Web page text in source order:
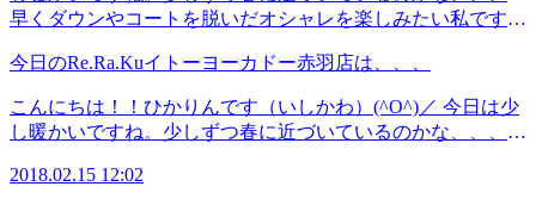
ント！(^_-)-☆
早くダウンやコートを脱いだオシャレを楽しみたい私です★
の方はお電話お待ちしています。。。 ★今日のスタッフ★
いしかわ せきね さわい まつむら ★空き時間★ １３：００
～１６：００ 状況により変更もございますので、お電話頂
けるとスムーズにご案内出来ます！！ ≪連絡先&amp;アクセ
ス≫ Re.Ra.Ku イトーヨーカドー赤羽店 JR宇都宮線・京浜
今日のRe.Ra.Kuイトーヨーカドー赤羽店は、、、
こんにちは！！ひかりんです（いしかわ）(^O^)／ 今日は少
し暖かいですね。少しずつ春に近づいているのかな、、、
背中回り、首周り、ほぐしてスッキリしませんか？ 迷い中
2018.02.15 12:02